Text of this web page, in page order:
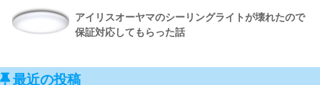
アイリスオーヤマのシーリングライトが壊れたので
保証対応してもらった話
最近の投稿